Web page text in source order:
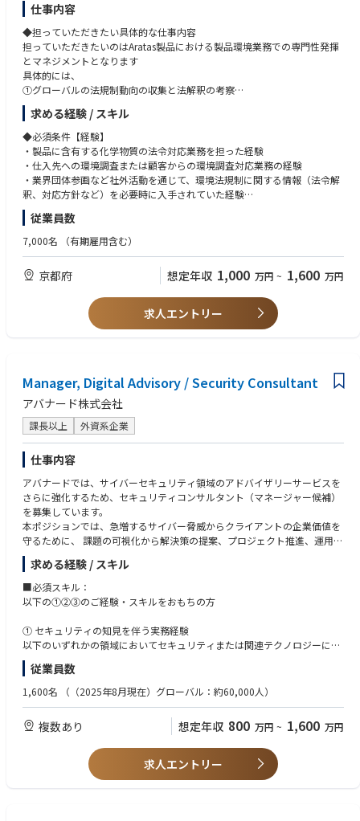
【サービス・技術領域】
Microsoft 365 E5
Entra ID(Azure AD)
Entra SSE
Microsoft Defender for Endpoint
Microsoft Defender for Identity
Microsoft Defender for Cloud
Azure Application Proxy
Azure Firewall
Azure Policy
MPIP (Microsoft Purview Information Protection)
Microsoft Intune
Microsoft Sentinel
Copilot for Security
SIEM
SOC
【実績（一例）】
・ゼロトラストセキュリティアセスメント
・AD・Windowサーバーセキュリティアセスメント
・オンプレミスActive Directry移行支援
・Microsoft Purviewによる情報漏洩対策導入支援
・Together we do what matters.
【仕事内容について】
マネージャークラス：複数プロジェクトの管理を中心にご経験に応じ以下
役割を想定
・デリバリー計画の具体化と進捗管理、コスト管理
・デリバリー推進に関わる課題やリスク対応
・プロジェクトメンバーのチーミング、業務管理
・プリセールス～ソリューション提案
（必要に応じて）プロジェクトメンバーのデリバリー作業支援
＊当社では日常的にCopilot（生成AI）の業務活用を取り入れており、最先
端のトレーニング受講も可能です。
仕事内容
◆担っていただきたい具体的な仕事内容
担っていただきたいのはAratas製品における製品環境業務での専門性発揮
とマネジメントとなります
具体的には、
①グローバルの法規制動向の収集と法解釈の考察
②自社製品への該当判断とインパクトの想定
③対応方針の決定と関係部門への指示（法令適用日から逆算して計画設
定）
④製品への含有有無の調査実施状況の管理
⑤非含有部材への切り替え状況の管理
⑥顧客からの環境調査依頼への対応
を進め／プロジェクトマネジメントいただき、法令適用日までに完了させ
行い完遂する役割を担っていただきます。
また①～③においては社外からの情報取得により妥当な法解釈～妥当な対
応方針決定のイニシアティブもとっていただくことを期待しています。
専門性の高いスペシャリストも在籍していますので、議論・相談もしつつ
進めていただけます
◆具体的な仕事内容に対しての期待する成果
新法令に対する対応を確実に実践していき、DMS製品のライフサイクル全
◆この仕事の魅力
社会的に関心が高まり続けている環境負荷低減に対して、自らがプロジェ
クトマネジメントを行うことで社会貢献できること。環境法規制に対する
知識を蓄積していくことで社外にも通用するスペシャリストになれるこ
と。また、電子情報技術産業協会（JEITA）等の社外活動として、他社との
連携・交流ができること。
◆業界動向と自社事業の特徴
リレーメーカーとして培った技術力、品質とブランドを武器に、産業機器
業界の顧客から高い信頼を得ている。商品および販売ネットワーク、顧客
基盤を基に、新商品投入、商品供給力強化、新規顧客獲得、販路拡大など
の注力取り組みにより事業成長を目指す。
求める経験 / スキル
◆必須条件【経験】
・製品に含有する化学物質の法令対応業務を担った経験
・仕入先への環境調査または顧客からの環境調査対応業務の経験
・業界団体参画など社外活動を通じて、環境法規制に関する情報（法令解
釈、対応方針など）を必要時に入手されていた経験
・課や部などのマネジメント経験
◆必須条件【スキル】
製品環境管理とは、RoHS指令/REACH規則/POPs条約等の製品環境に関
する法規制（変化）を把握し、
社内展開を通じて遵法製品を実現し、顧客へ環境保証製品の提供を行う
一連の業務をいう。
・法令解釈および対応方針決定にかかるスキル
・社外委員会活動での委員経験者（JEITA、NECA、JEMIMA、カテ8,9連絡
会、日機輸、その他）
・環境法規制にかかるロビー活動の経験者
・ISO14001管理業務経験者、或いはISO9001の監査業務経験者
・ISO14001やISO9001の審査員及び準審査員資格保有者
・技術師補資格（領域：化学、応用理学（物理及び化学）、経営工学（生
産・物流マネジメント）、環境（環境影響評価））
・化学物質管理師補
・QC検定２級以上
◆歓迎する人物像
・業務遂行だけではなく人の繋がりを大事にできる人
・自律的に業務計画管理を行えコミュニケーション力がある方
・物怖じせず議論し、行動力のある人材
◆使用する開発言語・ソフト・装置/機器等
・chemSHERPA、IMDS、BOMcheck、IPC-1752の知識があればなおよい
従業員数
7,000名 （有期雇用含む）
京都府 想定年収 1,000 万円 ~ 1,600 万円
求人エントリー
Manager, Digital Advisory / Security Consultant
アバナード株式会社
課長以上 外資系企業
仕事内容
アバナードでは、サイバーセキュリティ領域のアドバイザリーサービスを
さらに強化するため、セキュリティコンサルタント（マネージャー候補）
を募集しています。
本ポジションでは、急増するサイバー脅威からクライアントの企業価値を
守るために、 課題の可視化から解決策の提案、プロジェクト推進、運用支
援まで幅広く携わっていただきます。
特定領域に閉じずに広い分野に挑戦していただけるため、「専門性を高め
たい」「新しい領域も学びながら成長したい」方に最適な環境です。
担当プロジェクトに応じ、以下の業務をお任せします。
情報システム／セキュリティ課題やリスクの可視化
解決策の検討・評価
導入ロードマップの作成と提案
ソリューション導入プロジェクトの推進
ベンダー選定・提案支援
【2】内部統制支援
ポリシー・規定整備支援
求める経験 / スキル
■必須スキル：
以下の①②③のご経験・スキルをおもちの方
① セキュリティの知見を伴う実務経験
以下のいずれかの領域においてセキュリティまたは関連テクノロジーに実
務で携わった経験がおありの方
・セキュリティや IT システムに関するコンサルティング経験
- ITコンサル、セキュリティコンサル、セキュリティベンダーなど
でのシステム開発経験
・事業会社でのセキュリティまたは IT システムに関する運用経験
・エンジニア（ITアーキテクトなど）としての技術領域に関する専門経験
・技術領域に関するコンサルティング業務経験
従業員数
1,600名 （（2025年8月現在）グローバル：約60,000人）
複数あり 想定年収 800 万円 ~ 1,600 万円
求人エントリー